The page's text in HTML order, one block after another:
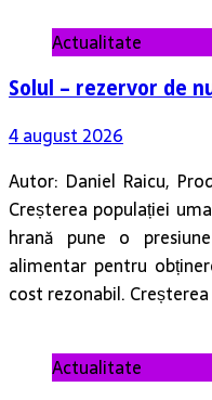
Actualitate
Solul – rezervor de
4 august 2026
Autor: Daniel Raicu,
Creșterea populației
hrană pune o
alimentar pentru
cost rezonabil.
Actualitate